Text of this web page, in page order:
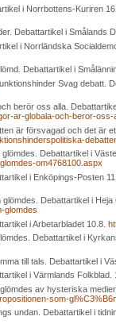
i Norrbottens-Kuriren
Debattartikel i Smålands
i Norrländska
Debattartikel i
Svag debatt.
berör oss alla.
ar-globala-och-beror-oss-
är försvagad och det är
Debattartikel i
om4768100.aspx
i Enköpings-Posten
Debattartikel i
glomdes
i Arbetarbladet 10.8.
Debattartikel i
till tals. Debattartikel i
i Värmlands Folkblad.
av hysteriska
som-
undan. Debattartikel i